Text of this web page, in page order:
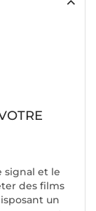
signal et le
des films
un